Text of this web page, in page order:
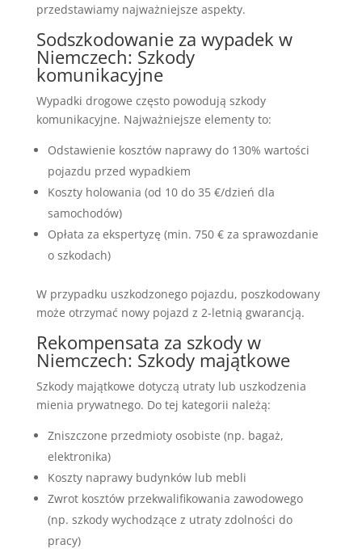
przedstawiamy najważniejsze aspekty.
Sodszkodowanie za wypadek w
Niemczech: Szkody
komunikacyjne
Wypadki drogowe często powodują szkody
komunikacyjne. Najważniejsze elementy to:
Odstawienie kosztów naprawy do 130% wartości
pojazdu przed wypadkiem
Koszty holowania (od 10 do 35 €/dzień dla
samochodów)
Opłata za ekspertyzę (min. 750 € za sprawozdanie
o szkodach)
W przypadku uszkodzonego pojazdu, poszkodowany
może otrzymać nowy pojazd z 2-letnią gwarancją.
Rekompensata za szkody w
Niemczech: Szkody majątkowe
Szkody majątkowe dotyczą utraty lub uszkodzenia
mienia prywatnego. Do tej kategorii należą:
Zniszczone przedmioty osobiste (np. bagaż,
elektronika)
Koszty naprawy budynków lub mebli
Zwrot kosztów przekwalifikowania zawodowego
(np. szkody wychodzące z utraty zdolności do
pracy)